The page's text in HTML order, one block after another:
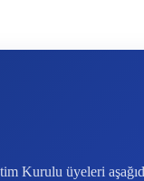
Kurulu üyeleri